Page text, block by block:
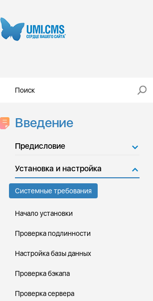
Введение
Предисловие
Установка и настройка
Системные требования
Начало установки
Проверка подлинности
Настройка базы данных
Проверка бэкапа
Проверка сервера